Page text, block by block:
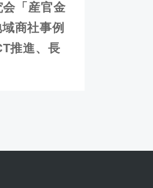
「産官金
商社事例
推進、長